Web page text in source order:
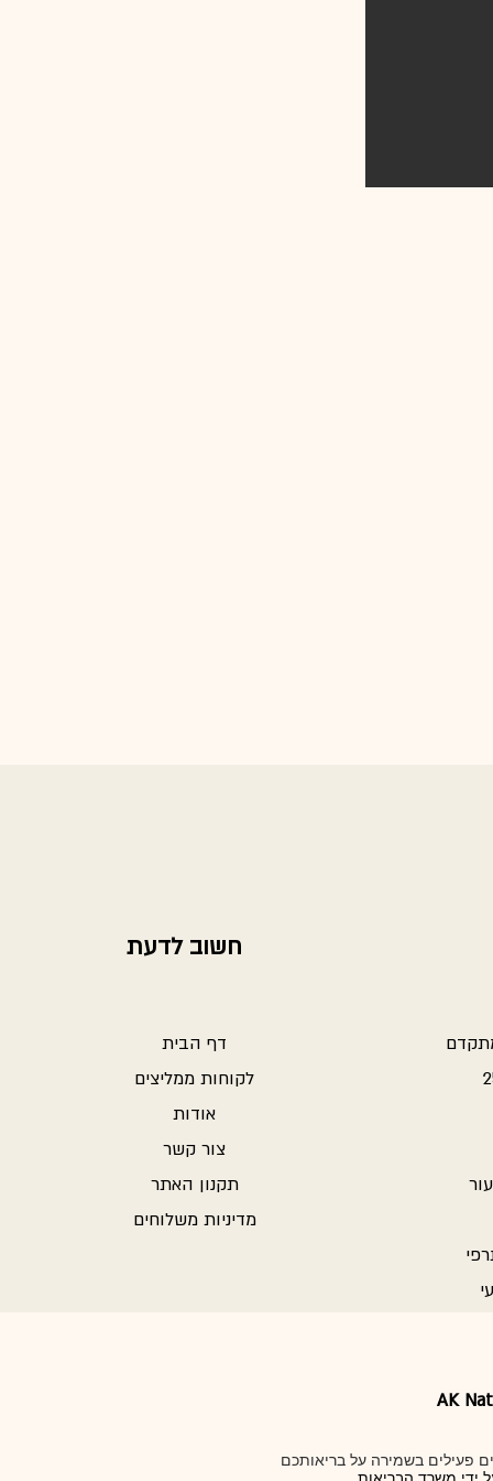
חשוב לדעת
דף הבית
לקוחות ממליצים
אודות
צור קשר
תקנון האתר
מדיניות משלוחים
AK